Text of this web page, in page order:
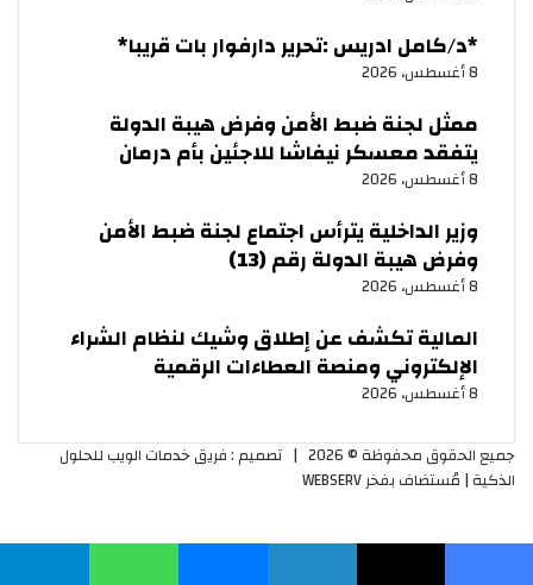
‏*د/كامل ادريس :تحرير دارفوار بات قريبا*
8 أغسطس، 2026
ممثل لجنة ضبط الأمن وفرض هيبة الدولة
يتفقد معسكر نيفاشا للاجئين بأم درمان
8 أغسطس، 2026
وزير الداخلية يترأس اجتماع لجنة ضبط الأمن
وفرض هيبة الدولة رقم (13)
8 أغسطس، 2026
المالية تكشف عن إطلاق وشيك لنظام الشراء
الإلكتروني ومنصة العطاءات الرقمية
8 أغسطس، 2026
جميع الحقوق محفوظة © 2026 |
تصميم : فريق خدمات الويب للحلول
الذكية | مُستضاف بفخرWEBSERV
زر